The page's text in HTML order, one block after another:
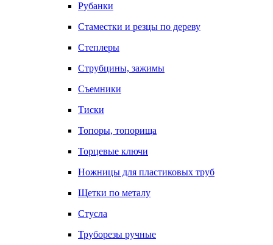
Рубанки
Стаместки и резцы по дереву
Степлеры
Струбцины, зажимы
Съемники
Тиски
Топоры, топорища
Торцевые ключи
Ножницы для пластиковых труб
Щетки по металу
Стусла
Труборезы ручные